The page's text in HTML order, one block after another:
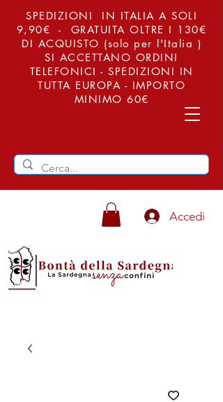
SPEDIZIONI IN ITALIA A SOLI
9,90€ - GRATUITA OLTRE I 130€
DI ACQUISTO (solo per l'Italia )
SI ACCETTANO ORDINI
TELEFONICI - SPEDIZIONI IN
TUTTA EUROPA - IMPORTO
MINIMO 60€
Accedi